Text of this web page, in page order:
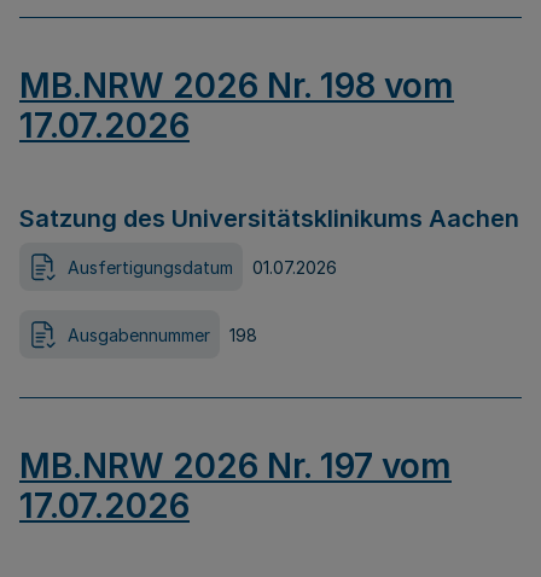
MB.NRW 2026 Nr. 198 vom
17.07.2026
Satzung des Universitätsklinikums Aachen
Ausfertigungsdatum 01.07.2026
Ausgabennummer 198
MB.NRW 2026 Nr. 197 vom
17.07.2026